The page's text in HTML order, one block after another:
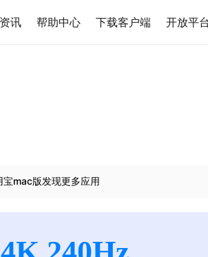
资讯 帮助中心 下载客户端 开放平台
mac版发现更多应用